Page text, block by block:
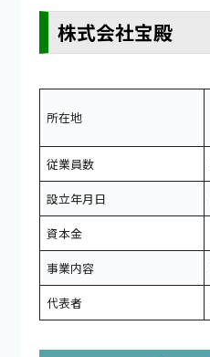
株式会社宝殿
所在地
従業員数
設立年月日
資本金
事業内容
代表者